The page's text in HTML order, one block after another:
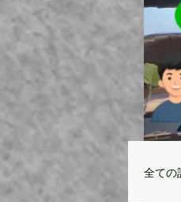
全ての